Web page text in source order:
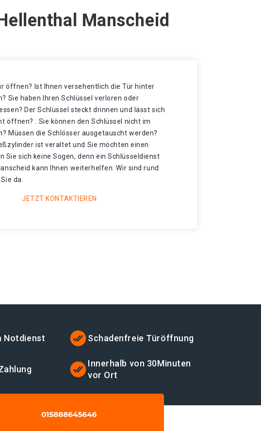
Manscheid
öffnen? Ist Ihnen versehentlich die Tür hinter
Sie haben Ihren Schlüssel verloren oder
Der Schlüssel steckt drinnen und lässt sich
öffnen? . Sie können den Schlüssel nicht im
Müssen die Schlösser ausgetauscht werden?
ist veraltet und Sie möchten einen
Sie sich keine Sogen, denn ein Schlüsseldienst
kann Ihnen weiterhelfen. Wir sind rund
da.
JETZT KONTAKTIEREN
Notdienst Schadenfreie Türöffnung
Innerhalb von 30Minuten
vor Ort